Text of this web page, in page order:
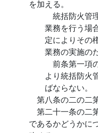
を加える。
統括防火管
業務を行う場
定によりその
業務の実施の
前条第一項
より統括防火
ばならない。
第八条の二の二
第二十一条の二
であるかどうかに